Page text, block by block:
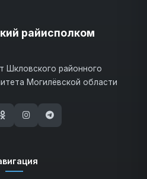
райисполком
Шкловского районного
Могилёвской области
в новом окне)
(открывается в новом окне)
(открывается в новом окне)
(открывается в новом